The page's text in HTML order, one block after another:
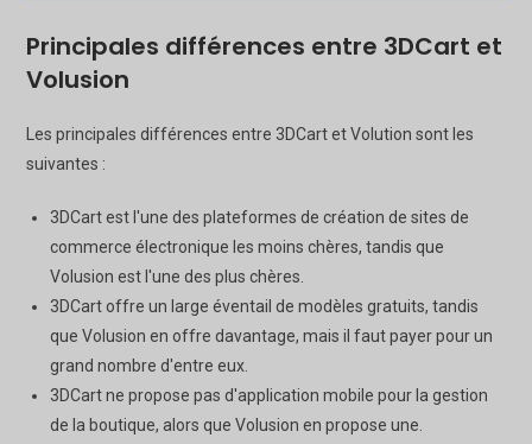
Principales différences entre 3DCart et
Volusion
Les principales différences entre 3DCart et Volution sont les
suivantes :
3DCart est l'une des plateformes de création de sites de
commerce électronique les moins chères, tandis que
Volusion est l'une des plus chères.
3DCart offre un large éventail de modèles gratuits, tandis
que Volusion en offre davantage, mais il faut payer pour un
grand nombre d'entre eux.
3DCart ne propose pas d'application mobile pour la gestion
de la boutique, alors que Volusion en propose une.